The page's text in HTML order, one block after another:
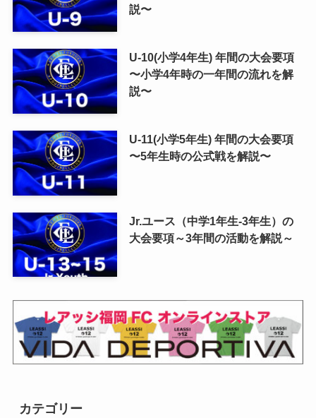
説〜
U-10(小学4年生) 年間の大会要項
〜小学4年時の一年間の流れを解
説〜
U-11(小学5年生) 年間の大会要項
〜5年生時の公式戦を解説〜
Jr.ユース（中学1年生-3年生）の
大会要項～3年間の活動を解説～
カテゴリー